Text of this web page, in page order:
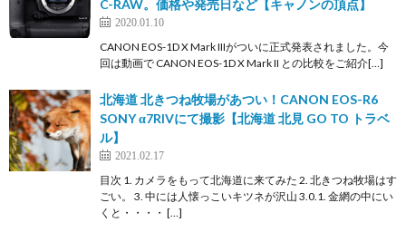
C-RAW。価格や発売日など【キャノンの頂点】
2020.01.10
CANON EOS-1D X Mark IIIがついに正式発表されました。今
回は動画で CANON EOS-1D X Mark II との比較をご紹介[…]
北海道 北きつね牧場があつい！CANON EOS-R6
SONY α7RIVにて撮影【北海道 北見 GO TO トラベ
ル】
2021.02.17
目次 1. カメラをもって北海道に来てみた 2. 北きつね牧場はす
ごい。 3. 中には人懐っこいキツネが沢山 3.0.1. 金網の中にい
くと・・・・ […]